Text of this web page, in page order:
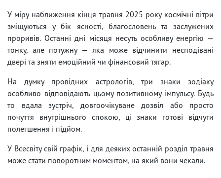
У міру наближення кінця травня 2025 року космічні вітри
зміщуються у бік ясності, благословень та заслужених
проривів. Останні дні місяця несуть особливу енергію —
тонку, але потужну — яка може відчинити несподівані
двері та зняти емоційний чи фінансовий тягар.
На думку провідних астрологів, три знаки зодіаку
особливо відповідають цьому позитивному імпульсу. Будь
то вдала зустріч, довгоочікуване дозвіл або просто
почуття внутрішнього спокою, ці знаки готові відчути
полегшення і підйом.
У Всесвіту свій графік, і для деяких останній розділ травня
може стати поворотним моментом, на який вони чекали.